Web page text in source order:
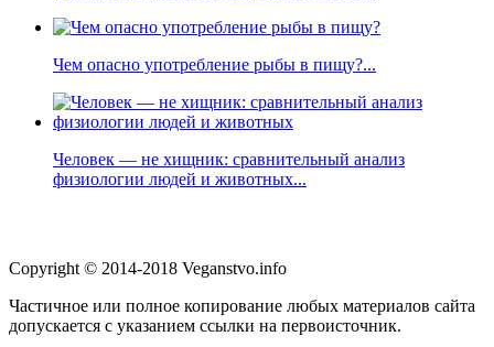
Чем опасно употребление рыбы в пищу?...
Человек — не хищник: сравнительный анализ
физиологии людей и животных...
Copyright © 2014-2018 Veganstvo.info
Частичное или полное копирование любых материалов сайта
допускается с указанием ссылки на первоисточник.